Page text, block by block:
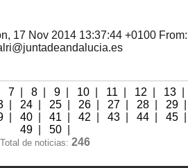
17 Nov 2014 13:37:44 +0100
7 8 9 10 11 12 13
24 25 26 27 28 29
40 41 42 43 44 45
49
50
Total de noticias: 246